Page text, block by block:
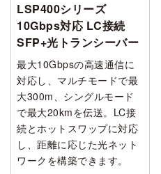
LSP400シリーズ
10Gbps対応 LC接続
SFP+光トランシーバー
最大10Gbpsの高速通信に
対応し、マルチモードで最
大300m、シングルモード
で最大20kmを伝送。LC接
続とホットスワップに対応
し、距離に応じた光ネット
ワークを構築できます。